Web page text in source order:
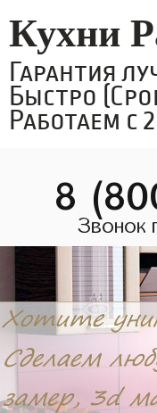
Кухни
Гарантия
Быстро
Работаем с
8
Звонок